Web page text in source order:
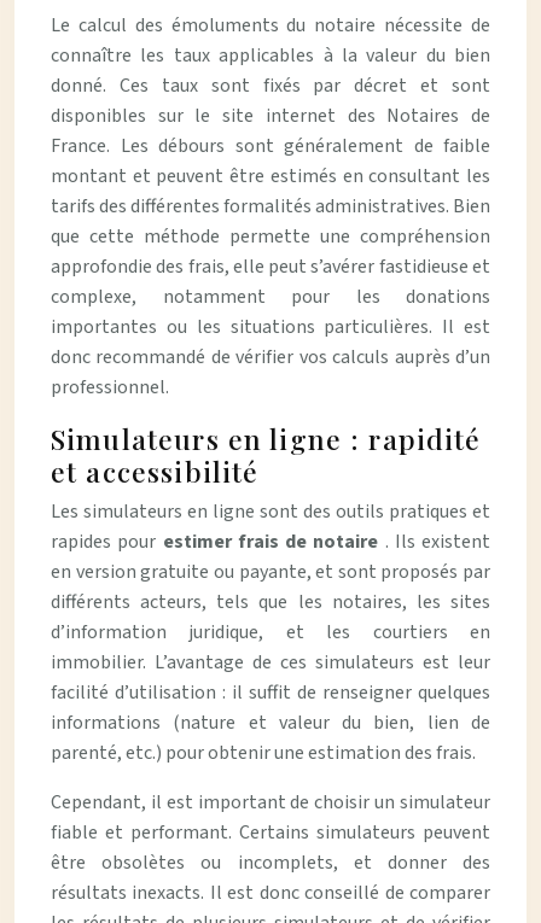
Le calcul des émoluments du notaire nécessite de
connaître les taux applicables à la valeur du bien
donné. Ces taux sont fixés par décret et sont
disponibles sur le site internet des Notaires de
France. Les débours sont généralement de faible
montant et peuvent être estimés en consultant les
tarifs des différentes formalités administratives. Bien
que cette méthode permette une compréhension
approfondie des frais, elle peut s’avérer fastidieuse et
complexe, notamment pour les donations
importantes ou les situations particulières. Il est
donc recommandé de vérifier vos calculs auprès d’un
professionnel.
Simulateurs en ligne : rapidité
et accessibilité
Les simulateurs en ligne sont des outils pratiques et
rapides pour estimer frais de notaire . Ils existent
en version gratuite ou payante, et sont proposés par
différents acteurs, tels que les notaires, les sites
d’information juridique, et les courtiers en
immobilier. L’avantage de ces simulateurs est leur
facilité d’utilisation : il suffit de renseigner quelques
informations (nature et valeur du bien, lien de
parenté, etc.) pour obtenir une estimation des frais.
Cependant, il est important de choisir un simulateur
fiable et performant. Certains simulateurs peuvent
être obsolètes ou incomplets, et donner des
résultats inexacts. Il est donc conseillé de comparer